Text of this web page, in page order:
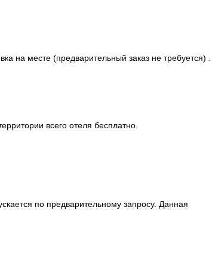
на месте (предварительный заказ не требуется) .
всего отеля бесплатно
по предварительному запросу. Данная